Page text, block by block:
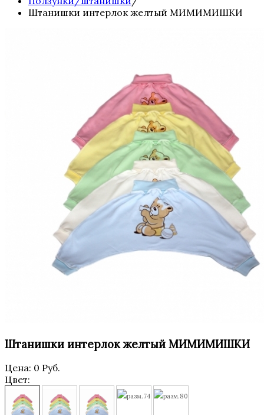
Штанишки интерлок желтый МИМИМИШКИ
Штанишки интерлок желтый МИМИМИШКИ
Цена: 0 Руб.
Цвет:
разм.74 разм.80